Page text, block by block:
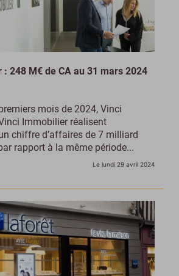
248 M€ de CA au 31 mars 2024
mois de 2024, Vinci
Immobilier réalisent
chiffre d’affaires de 7 milliard
rapport à la même période...
Le lundi 29 avril 2024